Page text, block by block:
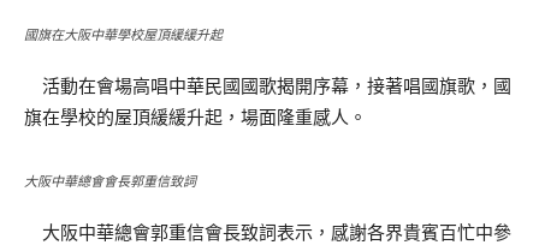
國旗在大阪中華學校屋頂緩緩升起
活動在會場高唱中華民國國歌揭開序幕，接著唱國旗歌，國
旗在學校的屋頂緩緩升起，場面隆重感人。
大阪中華總會會長郭重信致詞
大阪中華總會郭重信會長致詞表示，感謝各界貴賓百忙中參